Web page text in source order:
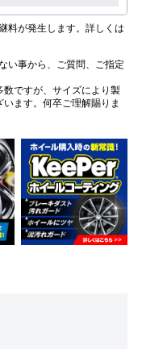
料が発生します。詳しくは
い事から、ご質問、ご指定
ですが、サイズにより製
ます。何卒ご理解賜りま